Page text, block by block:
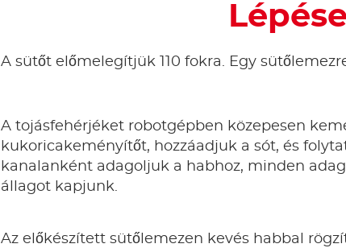
A sütőt előmelegítjük 110 fokra. Egy
A tojásfehérjéket robotgépben közepesen
kukoricakeményítőt, hozzáadjuk a sót, és
kanalanként adagoljuk a habhoz, minden
állagot kapjunk.
Az előkészített sütőlemezen kevés habbal